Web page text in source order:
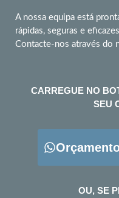
A nossa equipa está
rápidas, seguras e
Contacte-nos através do
CARREGUE NO
SEU
OU, SE